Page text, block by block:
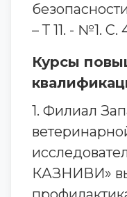
– Т 11. - №1. С.
Курсы
1. Филиал
КАЗНИВИ»